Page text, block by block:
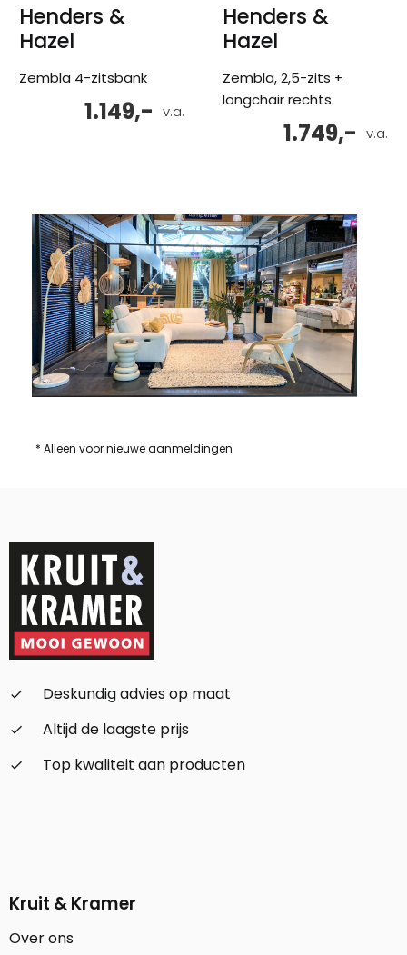
Henders &
Hazel
Zembla 4-zitsbank
v.a.
1.149,-
Henders &
Hazel
Zembla, 2,5-zits +
longchair rechts
v.a.
1.749,-
* Alleen voor nieuwe aanmeldingen
check_small
Deskundig advies op maat
check_small
Altijd de laagste prijs
check_small
Top kwaliteit aan producten
Kruit & Kramer
Over ons